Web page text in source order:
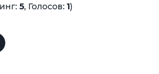
5, Голосов: 1)